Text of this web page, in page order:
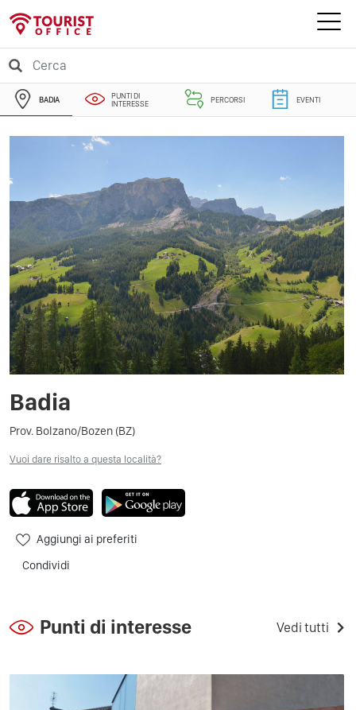
BADIA
PUNTI DI
INTERESSE
PERCORSI EVENTI
Badia
Prov. Bolzano/Bozen (BZ)
Vuoi dare risalto a questa località?
Aggiungi ai preferiti
Condividi
Punti di interesse Vedi tutti